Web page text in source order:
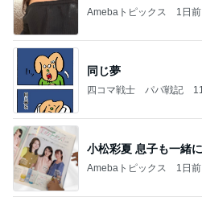
Amebaトピックス 1日前
同じ夢
四コマ戦士 パパ戦記
小松彩夏 息子も一緒
Amebaトピックス 1日前